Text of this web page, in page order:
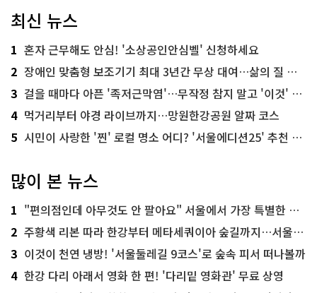
최신 뉴스
1 혼자 근무해도 안심! '소상공인안심벨' 신청하세요
2 장애인 맞춤형 보조기기 최대 3년간 무상 대여…삶의 질 높인다
3 걸을 때마다 아픈 '족저근막염'…무작정 참지 말고 '이것' 해보세요!
4 먹거리부터 야경 라이브까지…망원한강공원 알짜 코스
5 시민이 사랑한 '찐' 로컬 명소 어디? '서울에디션25' 추천 코스
많이 본 뉴스
1 "편의점인데 아무것도 안 팔아요" 서울에서 가장 특별한 편의점의 정체
2 주황색 리본 따라 한강부터 메타세쿼이아 숲길까지…서울둘레길 15코스
3 이것이 천연 냉방! '서울둘레길 9코스'로 숲속 피서 떠나볼까
4 한강 다리 아래서 영화 한 편! '다리밑 영화관' 무료 상영